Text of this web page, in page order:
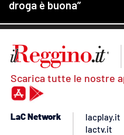
Scarica tutte le nostre
LaC Network
lacplay.it
lactv.it